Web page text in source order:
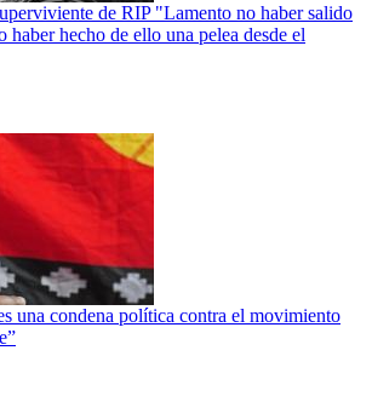
de RIP "Lamento no haber salido
haber hecho de ello una pelea desde el
una condena política contra el movimiento